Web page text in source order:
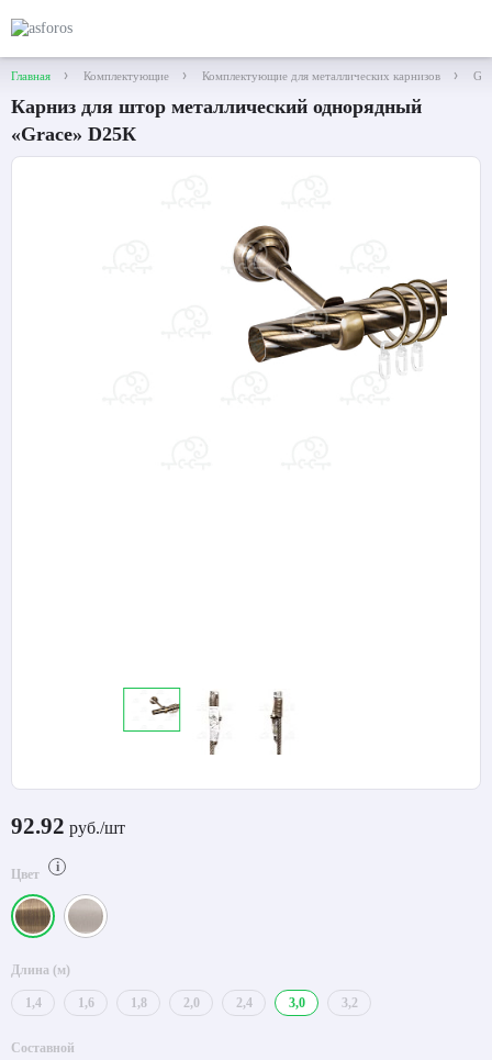
Главная Комплектующие Комплектующие для металлических карнизов
Карниз для штор металлический однорядный
«Grace» D25К
92.92 руб./шт
Цвет i
Длина (м)
1,4 1,6 1,8 2,0 2,4 3,0 3,2
Составной